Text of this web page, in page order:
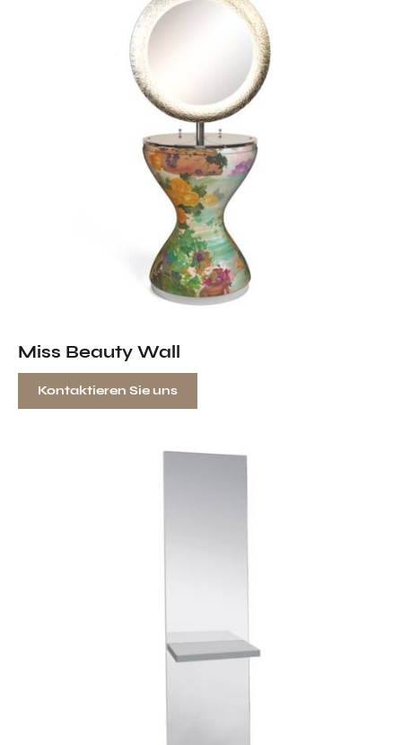
Miss Beauty Wall
Kontaktieren Sie uns